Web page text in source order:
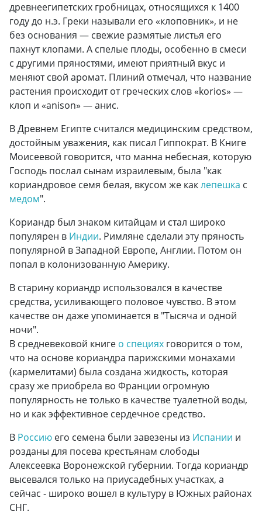
древнеегипетских гробницах, относящихся к 1400
году до н.э. Греки называли его «клоповник», и не
без основания — свежие размятые листья его
пахнут клопами. А спелые плоды, особенно в смеси
с другими пряностями, имеют приятный вкус и
меняют свой аромат. Плиний отмечал, что название
растения происходит от греческих слов «korios» —
клоп и «anison» — анис.
В Древнем Египте считался медицинским средством,
достойным уважения, как писал Гиппократ. В Книге
Моисеевой говорится, что манна небесная, которую
Господь послал сынам израилевым, была "как
кориандровое семя белая, вкусом же каклепешка с
медом".
Кориандр был знаком китайцам и стал широко
популярен в Индии. Римляне сделали эту пряность
популярной в Западной Европе, Англии. Потом он
попал в колонизованную Америку.
В старину кориандр использовался в качестве
средства, усиливающего половое чувство. В этом
качестве он даже упоминается в "Тысяча и одной
ночи".
В средневековой книге о специях говорится о том,
что на основе кориандра парижскими монахами
(кармелитами) была создана жидкость, которая
сразу же приобрела во Франции огромную
популярность не только в качестве туалетной воды,
но и как эффективное сердечное средство.
В Россию его семена были завезены из Испании и
розданы для посева крестьянам слободы
Алексеевка Воронежской губернии. Тогда кориандр
высевался только на приусадебных участках, а
сейчас - широко вошел в культуру в Южных районах
СНГ.